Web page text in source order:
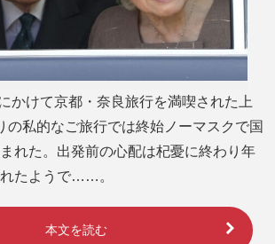
かけて京都・奈良旅行を満喫された上
の私的なご旅行では終始ノーマスクで国
れた。出発前の心配は杞憂に終わり年
たようで……。
本文を読む